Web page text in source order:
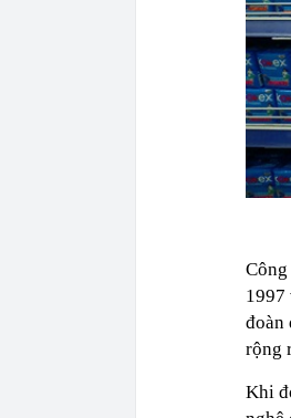
1997
đoàn
rộng
Khi